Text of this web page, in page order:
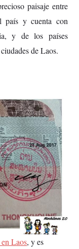
paisaje entre
país y cuenta con
y de los países
de Laos.
Laos, y es